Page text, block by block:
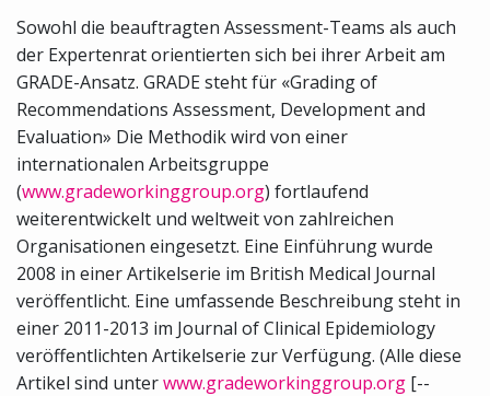
Sowohl die beauftragten Assessment-Teams als auch
der Expertenrat orientierten sich bei ihrer Arbeit am
GRADE-Ansatz. GRADE steht für «Grading of
Recommendations Assessment, Development and
Evaluation» Die Methodik wird von einer
internationalen Arbeitsgruppe
(www.gradeworkinggroup.org) fortlaufend
weiterentwickelt und weltweit von zahlreichen
Organisationen eingesetzt. Eine Einführung wurde
2008 in einer Artikelserie im British Medical Journal
veröffentlicht. Eine umfassende Beschreibung steht in
einer 2011-2013 im Journal of Clinical Epidemiology
veröffentlichten Artikelserie zur Verfügung. (Alle diese
Artikel sind unterwww.gradeworkinggroup.org [--